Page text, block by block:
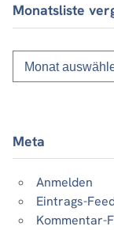
Monatsliste
Monatsliste
vergangener
Beiträge
Meta
Anmelden
Eintrags-
Kommentar-